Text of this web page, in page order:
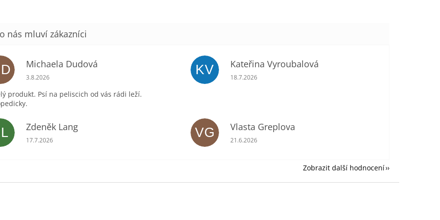
Michaela Dudová
Hodnocení obchodu je 5 z 5 hvězdiček.
3.8.2026
produkt. Psí na peliscich od vás rádi leží.
KV Kateřina Vyroubalová
Hodnocení obchodu je 5 z 5 hvězdiček.
18.7.2026
Zdeněk Lang
Hodnocení obchodu je 5 z 5 hvězdiček.
17.7.2026
VG Vlasta Greplova
Hodnocení obchodu je 5 z 5 hvězdiček.
21.6.2026
Zobrazit další hodnocení